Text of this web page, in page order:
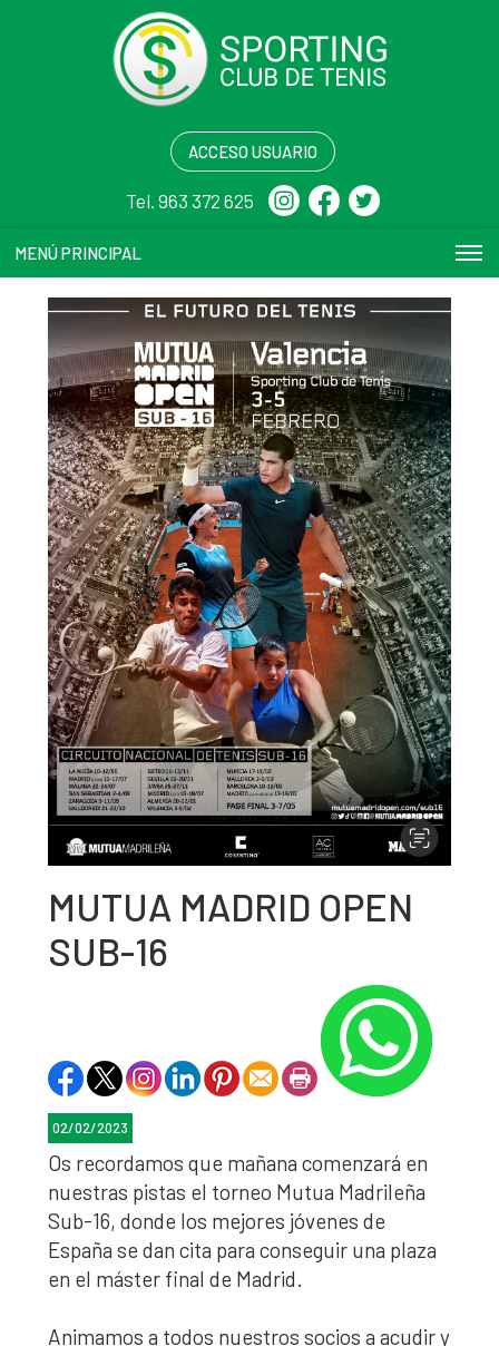
ACCESO USUARIO
Tel. 963 372 625
MENÚ PRINCIPAL
MUTUA MADRID OPEN
SUB-16
02/02/2023
Os recordamos que mañana comenzará en
nuestras pistas el torneo Mutua Madrileña
Sub-16, donde los mejores jóvenes de
España se dan cita para conseguir una plaza
en el máster final de Madrid.
Animamos a todos nuestros socios a acudir y